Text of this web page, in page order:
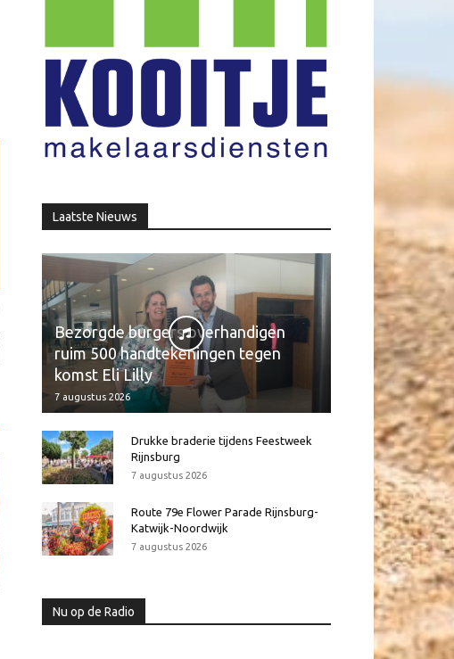
Laatste Nieuws
Bezorgde burgers overhandigen
ruim 500 handtekeningen tegen
komst Eli Lilly
7 augustus 2026
Drukke braderie tijdens Feestweek
Rijnsburg
7 augustus 2026
Route 79e Flower Parade Rijnsburg-
Katwijk-Noordwijk
7 augustus 2026
Nu op de Radio